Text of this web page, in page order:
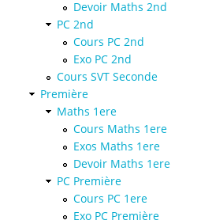
Devoir Maths 2nd
PC 2nd
Cours PC 2nd
Exo PC 2nd
Cours SVT Seconde
Première
Maths 1ere
Cours Maths 1ere
Exos Maths 1ere
Devoir Maths 1ere
PC Première
Cours PC 1ere
Exo PC Première